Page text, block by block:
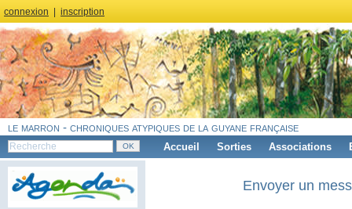
connexion inscription
le marron - chroniques atypiques de la guyane française
Accueil Sorties Associations
Envoyer un